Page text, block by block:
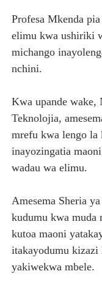
Profesa Mkenda
elimu kwa ushiriki
michango
nchini.
Kwa upande wake,
Teknolojia,
mrefu kwa lengo la
inayozingatia
wadau wa elimu.
Amesema Sheria
kudumu kwa muda
kutoa maoni
itakayodumu
yakiwekwa mbele.